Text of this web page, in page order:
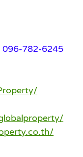
782-6245